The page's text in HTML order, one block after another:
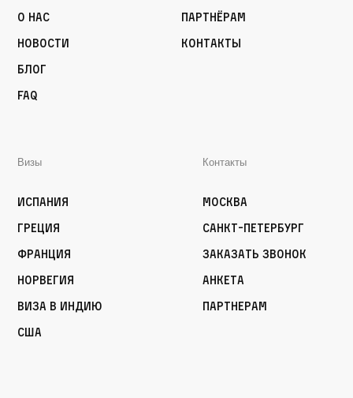
О нас
Новости
Блог
FAQ
Партнёрам
Контакты
Визы
Испания
Греция
Франция
Норвегия
Виза в Индию
США
Контакты
Москва
Санкт-Петербург
Заказать звонок
Анкета
Партнерам